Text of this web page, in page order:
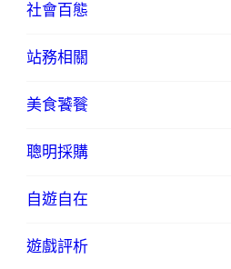
社會百態
站務相關
美食饕餮
聰明採購
自遊自在
遊戲評析